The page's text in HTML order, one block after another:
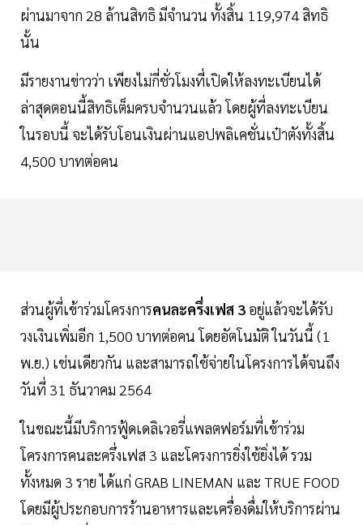
ผ่านมาจาก 28 ล้านสิทธิ มีจำนวน ทั้งสิ้น 119,974 สิทธิ
นั้น
มีรายงานข่าวว่า เพียงไม่กี่ชั่วโมงที่เปิดให้ลงทะเบียนได้
ล่าสุดตอนนี้สิทธิเต็มครบจำนวนแล้ว โดยผู้ที่ลงทะเบียน
ในรอบนี้ จะได้รับโอนเงินผ่านแอปพลิเคชั่นเป๋าตังทั้งสิ้น
4,500 บาทต่อคน
ส่วนผู้ที่เข้าร่วมโครงการคนละครึ่งเฟส 3 อยู่แล้วจะได้รับ
วงเงินเพิ่มอีก 1,500 บาทต่อคน โดยอัตโนมัติ ในวันนี้ (1
พ.ย.) เช่นเดียวกัน และสามารถใช้จ่ายในโครงการได้จนถึง
วันที่ 31 ธันวาคม 2564
ในขณะนี้มีบริการฟู้ดเดลิเวอรี่แพลตฟอร์มที่เข้าร่วม
โครงการคนละครึ่งเฟส 3 และโครงการยิ่งใช้ยิ่งได้ รวม
ทั้งหมด 3 ราย ได้แก่ GRAB LINEMAN และ TRUE FOOD
โดยมีผู้ประกอบการร้านอาหารและเครื่องดื่มให้บริการผ่าน